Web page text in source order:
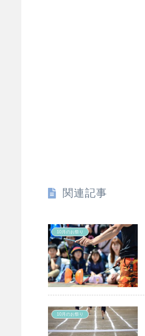
関連記事
10月のお祭り
10月のお祭り